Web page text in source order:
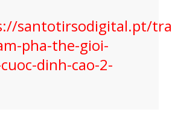
santotirsodigital.pt/
pha-the-gioi-
dinh-cao-2-